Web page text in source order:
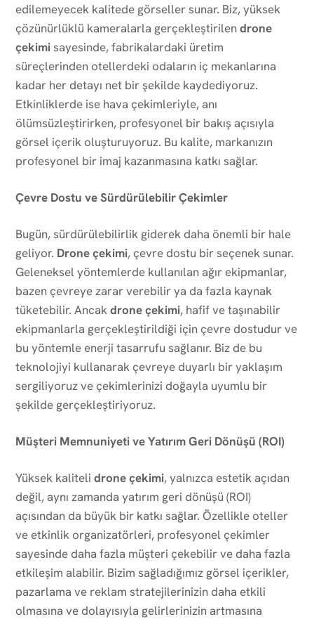
edilemeyecek kalitede görseller sunar. Biz, yüksek
çözünürlüklü kameralarla gerçekleştirilendrone
çekimisayesinde, fabrikalardaki üretim
süreçlerinden otellerdeki odaların iç mekanlarına
kadar her detayı net bir şekilde kaydediyoruz.
Etkinliklerde ise hava çekimleriyle, anı
ölümsüzleştirirken, profesyonel bir bakış açısıyla
görsel içerik oluşturuyoruz. Bu kalite, markanızın
profesyonel bir imaj kazanmasına katkı sağlar.
Çevre Dostu ve Sürdürülebilir Çekimler
Bugün, sürdürülebilirlik giderek daha önemli bir hale
geliyor. Drone çekimi, çevre dostu bir seçenek sunar.
Geleneksel yöntemlerde kullanılan ağır ekipmanlar,
bazen çevreye zarar verebilir ya da fazla kaynak
tüketebilir. Ancakdrone çekimi, hafif ve taşınabilir
ekipmanlarla gerçekleştirildiği için çevre dostudur ve
bu yöntemle enerji tasarrufu sağlanır. Biz de bu
teknolojiyi kullanarak çevreye duyarlı bir yaklaşım
sergiliyoruz ve çekimlerinizi doğayla uyumlu bir
şekilde gerçekleştiriyoruz.
Müşteri Memnuniyeti ve Yatırım Geri Dönüşü (ROI)
Yüksek kaliteli drone çekimi, yalnızca estetik açıdan
değil, aynı zamanda yatırım geri dönüşü (ROI)
açısından da büyük bir katkı sağlar. Özellikle oteller
ve etkinlik organizatörleri, profesyonel çekimler
sayesinde daha fazla müşteri çekebilir ve daha fazla
etkileşim alabilir. Bizim sağladığımız görsel içerikler,
pazarlama ve reklam stratejilerinizin daha etkili
olmasına ve dolayısıyla gelirlerinizin artmasına